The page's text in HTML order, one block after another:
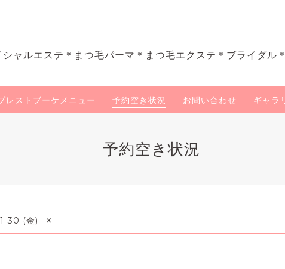
ャルエステ＊まつ毛パーマ＊まつ毛エクステ＊ブライダル
レストブーケメニュー 予約空き状況 お問い合わせ ギャラ
予約空き状況
30 (金) ×